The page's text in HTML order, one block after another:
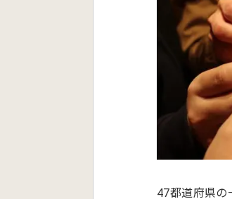
47都道府県の